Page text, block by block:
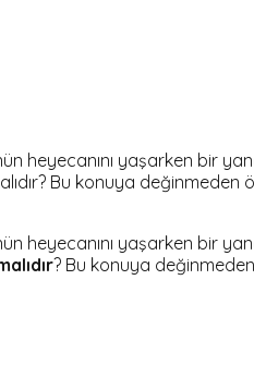
heyecanını yaşarken bir
Bu konuya değinmeden
heyecanını yaşarken bir
? Bu konuya değinmeden